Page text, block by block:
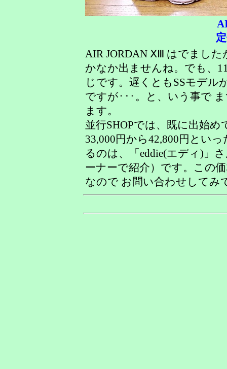
AIR JORDAN ⅩⅢ はでまし
かなか出ませんね。でも、
じです。遅くともSSモデル
ですが･･･。と、いう事で
ます。
並行SHOPでは、既に出始
33,000円から42,800円とい
るのは、「eddie(エディ)」
ーナーで紹介）です。この
なので お問い合わせしてみ